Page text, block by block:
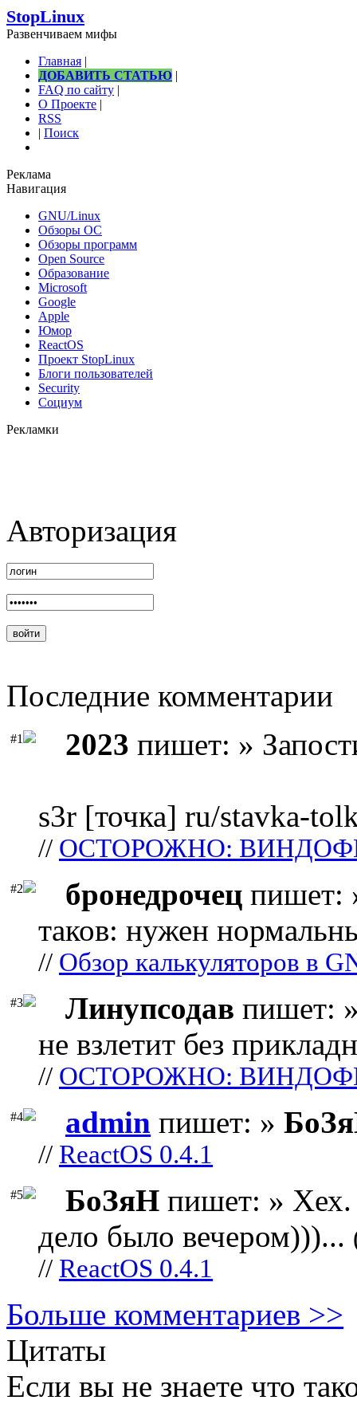
StopLinux
Развенчиваем мифы
Главная |
ДОБАВИТЬ СТАТЬЮ |
FAQ по сайту |
О Проекте |
RSS
| Поиск
Реклама
Навигация
GNU/Linux
Обзоры ОС
Обзоры программ
Open Source
Образование
Microsoft
Google
Apple
Юмор
ReactOS
Проект StopLinux
Блоги пользователей
Security
Социум
Рекламки
Авторизация
Последние комментарии
#1 2023 пишет: »
s3r [точка] ru/stavka-
// ОСТОРОЖНО:
#2 бронедрочец пишет:
таков: нужен
// Обзор калькуляторов в
#3 Линупсодав пишет:
не взлетит без
// ОСТОРОЖНО:
#4 admin пишет: »
// ReactOS 0.4.1
#5 БоЗяН пишет: » Хех.
дело было вечером)))...
// ReactOS 0.4.1
Больше комментариев >>
Цитаты
Если вы не знаете что